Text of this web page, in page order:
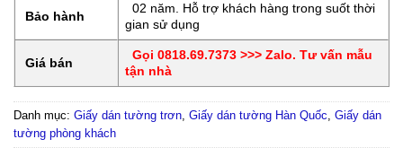
Bảo hành
02 năm. Hỗ trợ khách hàng trong suốt thời
gian sử dụng
Giá bán
Gọi 0818.69.7373 >>> Zalo. Tư vấn mẫu
tận nhà
Danh mục: Giấy dán tường trơn, Giấy dán tường Hàn Quốc, Giấy dán
tường phòng khách